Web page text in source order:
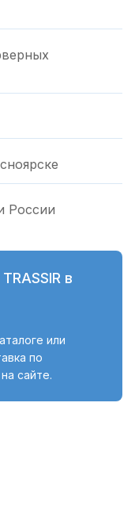
России
в
или
по
на сайте.